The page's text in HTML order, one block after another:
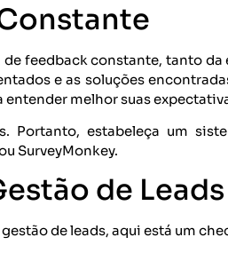
feedback constante, tanto
e as soluções
melhor suas
Portanto, estabeleça um
SurveyMonkey.
de Leads
de leads, aqui está um